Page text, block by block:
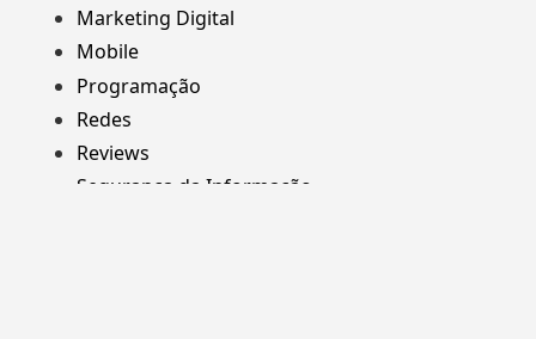
Marketing Digital
Mobile
Programação
Redes
Reviews
Segurança da Informação